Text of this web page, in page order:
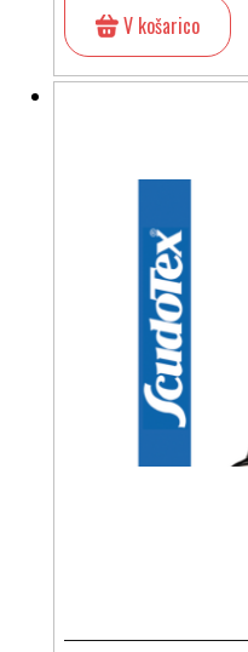
V košarico